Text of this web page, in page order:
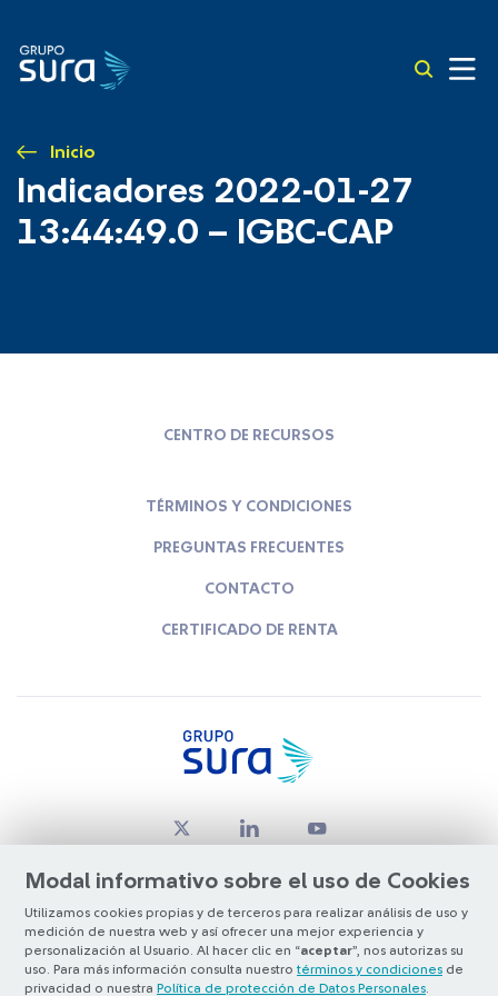
Inicio
Indicadores 2022-01-27
13:44:49.0 – IGBC-CAP
Modal informativo sobre el uso de Cookies
Utilizamos cookies propias y de terceros para realizar análisis de uso y
medición de nuestra web y así ofrecer una mejor experiencia y
personalización al Usuario. Al hacer clic en “aceptar”, nos autorizas su
uso. Para más información consulta nuestro términos y condiciones de
privacidad o nuestra Política de protección de Datos Personales
CENTRO DE RECURSOS
TÉRMINOS Y CONDICIONES
PREGUNTAS FRECUENTES
CONTACTO
CERTIFICADO DE RENTA
© Copyright Grupo SURA 2026